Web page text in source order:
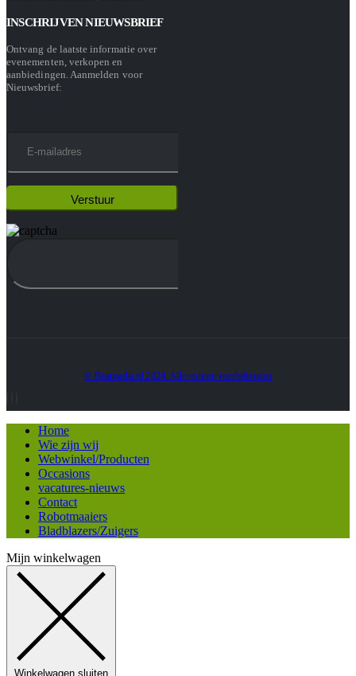
INSCHRIJVEN NIEUWSBRIEF
Ontvang de laatste informatie over
evenementen, verkopen en
aanbiedingen. Aanmelden voor
Nieuwsbrief:
© Heatmedia.nl 2024. Alle rechten voorbehouden
Home
Wie zijn wij
Webwinkel/Producten
Occasions
vacatures-nieuws
Contact
Robotmaaiers
Bladblazers/Zuigers
Mijn winkelwagen
Winkelwagen sluiten